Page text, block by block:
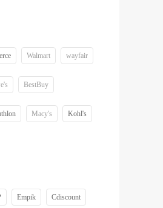
Walmart wayfair
BestBuy
Macy's Kohl's
Empik Cdiscount